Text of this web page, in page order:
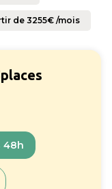
de3255€ /mois
places
48h